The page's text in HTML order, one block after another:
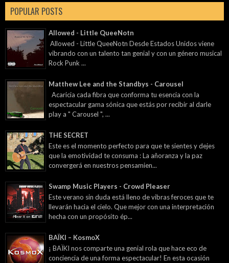
POPULAR POSTS
Allowed - Little QueeNotn
Allowed - Little QueeNotn Desde Estados Unidos viene
vibrando con un talento tan genial y con un género musical
Rock Punk ...
Matthew Lee and the Standbys - Carousel
Acaricia cada fibra que conforma tu esencia con la
espectacular gama sónica que estás por recibir al darle
play a " Carousel ", ...
THE SECRET
Este es el momento perfecto para que te sientes y dejes
que la emotividad te consuma : La añoranza y la paz
convergerá en nuestros pensamien...
Swamp Music Players - Crowd Pleaser
Este verano sin duda está lleno de vibras feroces que te
llevarán hacia el cielo. Que mejor con una interpretación
hecha con un propósito ép...
BAÏKI – KosmoX
¡ BAÏKI nos comparte una genial rola que hace eco de
conciencia de una forma espectacular! En esta ocasión